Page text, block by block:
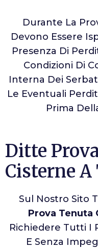
Durante La
Devono Essere
Presenza Di
Condizioni Di
Interna Dei
Le Eventuali
Prima
Ditte
Cisterne A
Sul Nostro Sito
Prova Tenuta
Richiedere Tutti I
E Senza